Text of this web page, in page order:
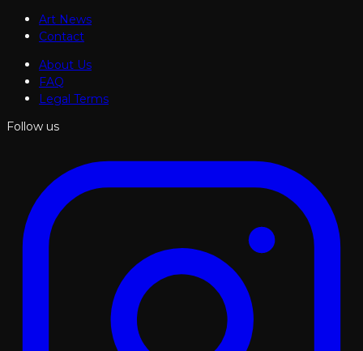
Art News
Contact
About Us
FAQ
Legal Terms
Follow us